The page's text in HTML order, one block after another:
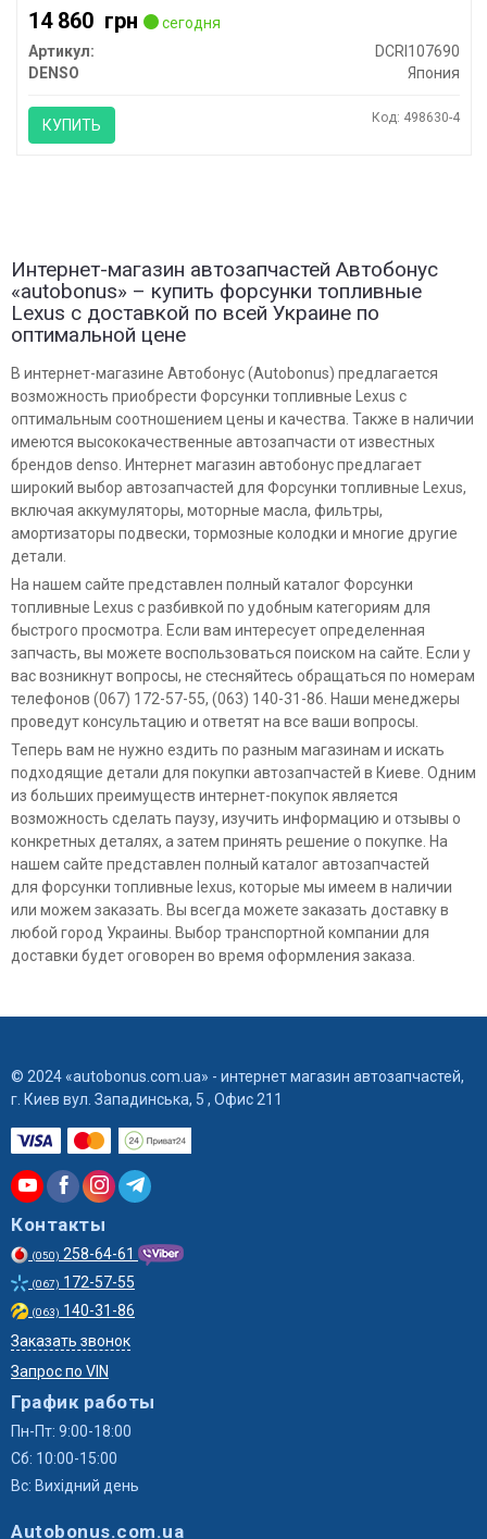
14 860 грн
сегодня
Артикул:
DCRI107690
DENSO
Япония
КУПИТЬ Код: 498630-4
Интернет-магазин автозапчастей Автобонус
«autobonus» – купить форсунки топливные
Lexus с доставкой по всей Украине по
оптимальной цене
В интернет-магазине Автобонус (Autobonus) предлагается
возможность приобрести Форсунки топливные Lexus с
оптимальным соотношением цены и качества. Также в наличии
имеются высококачественные автозапчасти от известных
брендов denso. Интернет магазин автобонус предлагает
широкий выбор автозапчастей для Форсунки топливные Lexus,
включая аккумуляторы, моторные масла, фильтры,
амортизаторы подвески, тормозные колодки и многие другие
детали.
На нашем сайте представлен полный каталог Форсунки
топливные Lexus с разбивкой по удобным категориям для
быстрого просмотра. Если вам интересует определенная
запчасть, вы можете воспользоваться поиском на сайте. Если у
вас возникнут вопросы, не стесняйтесь обращаться по номерам
телефонов (067) 172-57-55, (063) 140-31-86. Наши менеджеры
проведут консультацию и ответят на все ваши вопросы.
Теперь вам не нужно ездить по разным магазинам и искать
подходящие детали для покупки автозапчастей в Киеве. Одним
из больших преимуществ интернет-покупок является
возможность сделать паузу, изучить информацию и отзывы о
конкретных деталях, а затем принять решение о покупке. На
нашем сайте представлен полный каталог автозапчастей
для форсунки топливные lexus, которые мы имеем в наличии
или можем заказать. Вы всегда можете заказать доставку в
любой город Украины. Выбор транспортной компании для
доставки будет оговорен во время оформления заказа.
© 2024 «autobonus.com.ua» - интернет магазин автозапчастей,
г. Киев вул. Западинська, 5 , Офис 211
Контакты
(050) 258-64-61
(067) 172-57-55
(063) 140-31-86
Заказать звонок
Запрос по VIN
График работы
Пн-Пт: 9:00-18:00
Сб: 10:00-15:00
Вс: Вихідний день
Autobonus.com.ua